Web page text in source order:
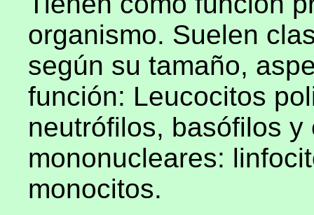
organismo. Suelen
según su tamaño,
función: Leucocitos
neutrófilos, basófilos
mononucleares:
monocitos.